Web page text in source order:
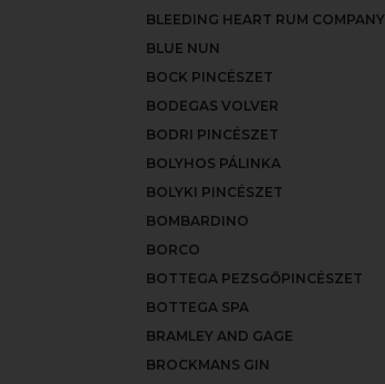
BLEEDING HEART RUM COMPANY
BLUE NUN
BOCK PINCÉSZET
BODEGAS VOLVER
BODRI PINCÉSZET
BOLYHOS PÁLINKA
BOLYKI PINCÉSZET
BOMBARDINO
BORCO
BOTTEGA PEZSGŐPINCÉSZET
BOTTEGA SPA
BRAMLEY AND GAGE
BROCKMANS GIN